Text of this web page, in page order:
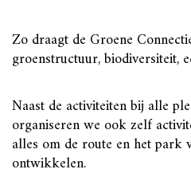
Zo draagt de Groene
groenstructuur, biodiversiteit,
Naast de activiteiten bij alle
organiseren we ook zelf
alles om de route en het park
ontwikkelen.